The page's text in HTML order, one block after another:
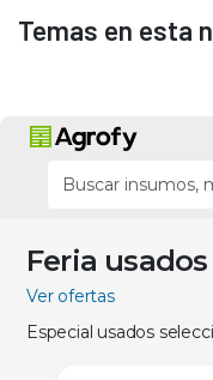
Temas en esta
Feria
Ver ofertas
Especial usados